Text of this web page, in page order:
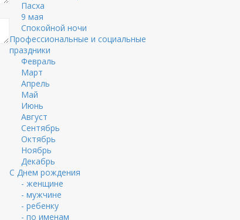
Пасха
9 мая
Спокойной ночи
Профессиональные и социальные
праздники
Февраль
Март
Апрель
Май
Июнь
Август
Сентябрь
Октябрь
Ноябрь
Декабрь
С Днем рождения
- женщине
- мужчине
- ребенку
- по именам